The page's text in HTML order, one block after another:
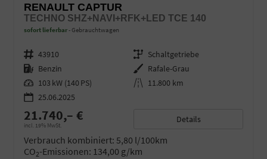
RENAULT CAPTUR
TECHNO SHZ+NAVI+RFK+LED TCE 140
sofort lieferbar Gebrauchtwagen
Fahrzeugnr. 43910 Getriebe Schaltgetriebe
Kraftstoff Benzin Außenfarbe Rafale-Grau
Leistung 103 kW (140 PS) Kilometerstand 11.800 km
25.06.2025
21.740,– €
incl. 19% MwSt.
Details
Verbrauch kombiniert: 5,80 l/100km
CO2-Emissionen: 134,00 g/km